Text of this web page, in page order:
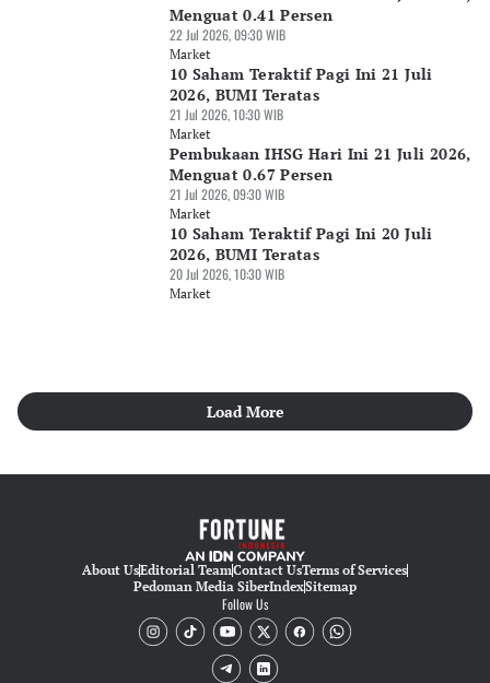
Menguat 0.41 Persen
22 Jul 2026, 09:30 WIB
Market
10 Saham Teraktif Pagi Ini 21 Juli
2026, BUMI Teratas
21 Jul 2026, 10:30 WIB
Market
Pembukaan IHSG Hari Ini 21 Juli 2026,
Menguat 0.67 Persen
21 Jul 2026, 09:30 WIB
Market
10 Saham Teraktif Pagi Ini 20 Juli
2026, BUMI Teratas
20 Jul 2026, 10:30 WIB
Market
Load More
About UsEditorial TeamContact UsTerms of Services
Pedoman Media SiberIndexSitemap
Follow Us